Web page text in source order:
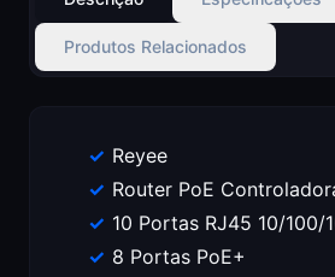
Produtos Relacionados
Reyee
Router PoE
10 Portas RJ45 10/100/
8 Portas PoE+